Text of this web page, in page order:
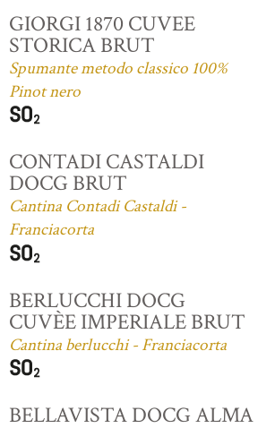
GIORGI 1870 CUVEE
STORICA BRUT
Spumante metodo classico 100%
Pinot nero
CONTADI CASTALDI
DOCG BRUT
Cantina Contadi Castaldi -
Franciacorta
BERLUCCHI DOCG
CUVÈE IMPERIALE BRUT
Cantina berlucchi - Franciacorta
BELLAVISTA DOCG ALMA